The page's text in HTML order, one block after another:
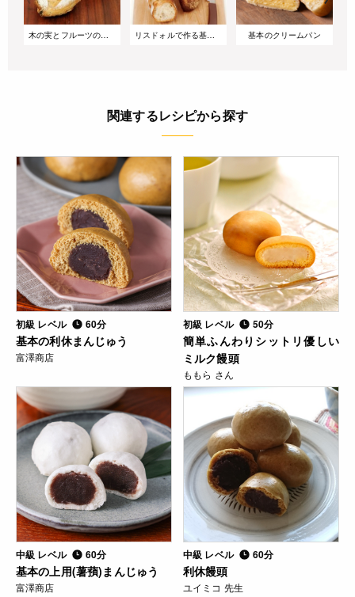
木の実とフルーツのリュスティック リスドォルで作る基本のバゲット 基本のクリームパン
関連するレシピから探す
初級 レベル 60分
基本の利休まんじゅう
富澤商店
初級 レベル 50分
簡単ふんわりシットリ優しい
ミルク饅頭
ももら さん
中級 レベル 60分
基本の上用(薯蕷)まんじゅう
富澤商店
中級 レベル 60分
利休饅頭
ユイミコ 先生